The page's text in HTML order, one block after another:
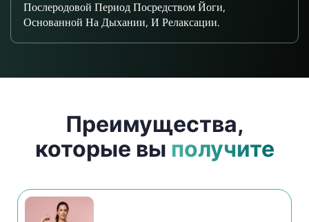
Послеродовой Период Посредством Йоги,
Основанной На Дыхании, И Релаксации.
Преимущества,
которые вы получите